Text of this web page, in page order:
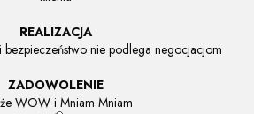
REALIZACJA
nie podlega negocjacjom
ZADOWOLENIE
WOW i Mniam Mniam